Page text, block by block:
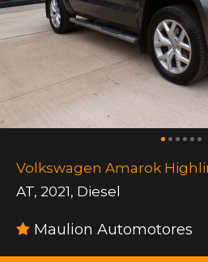
Volkswagen Amarok
AT, 2021, Diesel
Maulion Automotores